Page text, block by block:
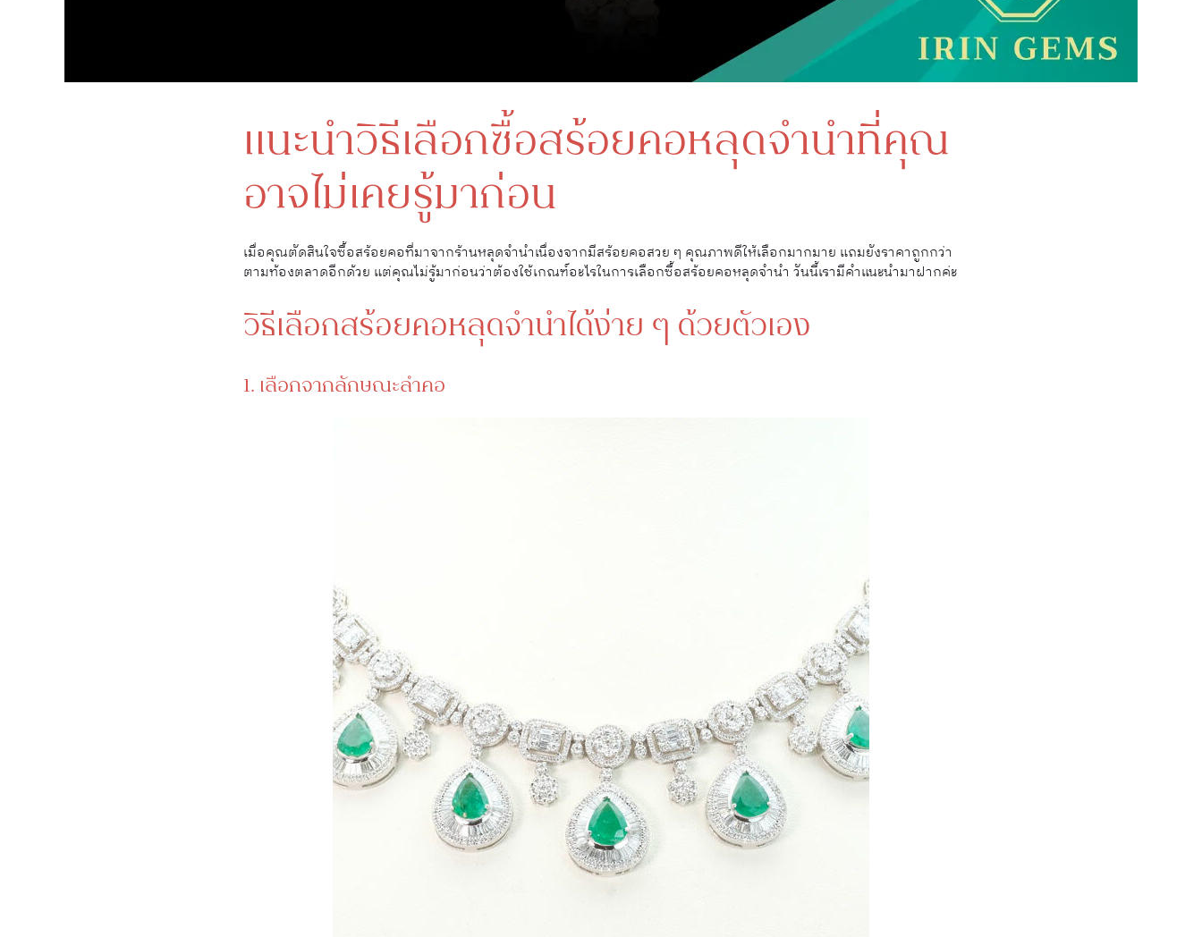
แนะนำวิธีเลือกซื้อสร้อยคอหลุดจำนำที่คุณ
อาจไม่เคยรู้มาก่อน
เมื่อคุณตัดสินใจซื้อสร้อยคอที่มาจากร้านหลุดจำนำเนื่องจากมีสร้อยคอสวย ๆ คุณภาพดีให้เลือกมากมาย แถมยังราคาถูกกว่า
ตามท้องตลาดอีกด้วย แต่คุณไม่รู้มาก่อนว่าต้องใช้เกณฑ์อะไรในการเลือกซื้อสร้อยคอหลุดจำนำ วันนี้เรามีคำแนะนำมาฝากค่ะ
วิธีเลือกสร้อยคอหลุดจำนำได้ง่าย ๆ ด้วยตัวเอง
1. เลือกจากลักษณะลำคอ